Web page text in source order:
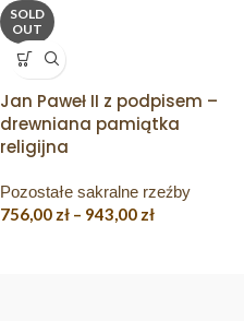
SOLD
OUT
Jan Paweł II z podpisem –
drewniana pamiątka
religijna
Pozostałe sakralne rzeźby
756,00 zł – 943,00 zł